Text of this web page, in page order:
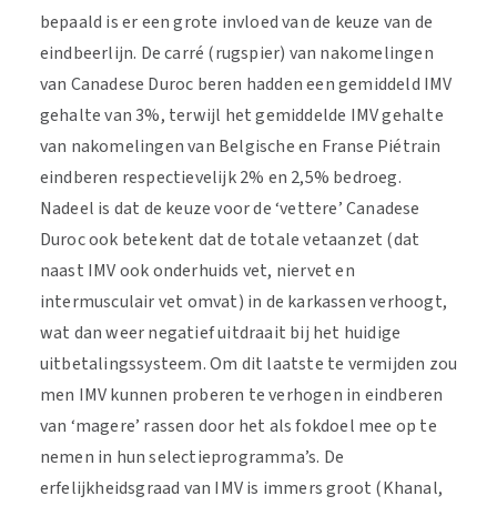
bepaald is er een grote invloed van de keuze van de
eindbeerlijn. De carré (rugspier) van nakomelingen
van Canadese Duroc beren hadden een gemiddeld IMV
gehalte van 3%, terwijl het gemiddelde IMV gehalte
van nakomelingen van Belgische en Franse Piétrain
eindberen respectievelijk 2% en 2,5% bedroeg.
Nadeel is dat de keuze voor de ‘vettere’ Canadese
Duroc ook betekent dat de totale vetaanzet (dat
naast IMV ook onderhuids vet, niervet en
intermusculair vet omvat) in de karkassen verhoogt,
wat dan weer negatief uitdraait bij het huidige
uitbetalingssysteem. Om dit laatste te vermijden zou
men IMV kunnen proberen te verhogen in eindberen
van ‘magere’ rassen door het als fokdoel mee op te
nemen in hun selectieprogramma’s. De
erfelijkheidsgraad van IMV is immers groot (Khanal,